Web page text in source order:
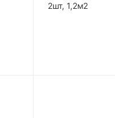
2шт, 1,2м2